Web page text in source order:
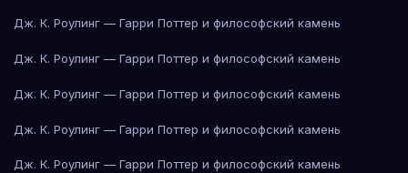
Дж. К. Роулинг — Гарри Поттер и философский камень
Дж. К. Роулинг — Гарри Поттер и философский камень
Дж. К. Роулинг — Гарри Поттер и философский камень
Дж. К. Роулинг — Гарри Поттер и философский камень
Дж. К. Роулинг — Гарри Поттер и философский камень